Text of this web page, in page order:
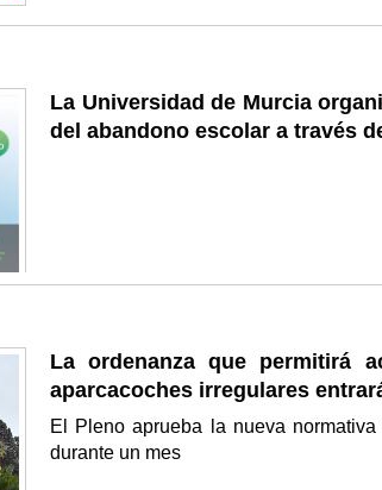
La Universidad de Murcia
del abandono escolar a través
La ordenanza que permitirá
aparcacoches irregulares
El Pleno aprueba la nueva
durante un mes